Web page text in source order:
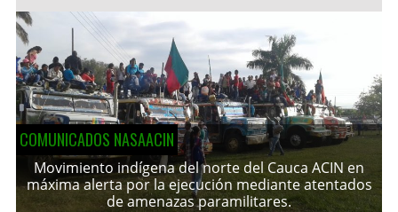
COMUNICADOS NASAACIN
Movimiento indígena del norte del Cauca ACIN en
máxima alerta por la ejecución mediante atentados
de amenazas paramilitares.